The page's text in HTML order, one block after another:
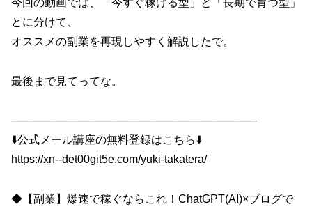
とに分けて、
オススメの副業を再現しやすく解説したで。
最後まで見てってな。
────────────────────────────────
⬇️公式メール講座の無料登録はこちら⬇️
https://xn--det00git5e.com/yuki-takatera/
◆【副業】爆速で稼ぐならこれ！ChatGPT(AI)×ブログで